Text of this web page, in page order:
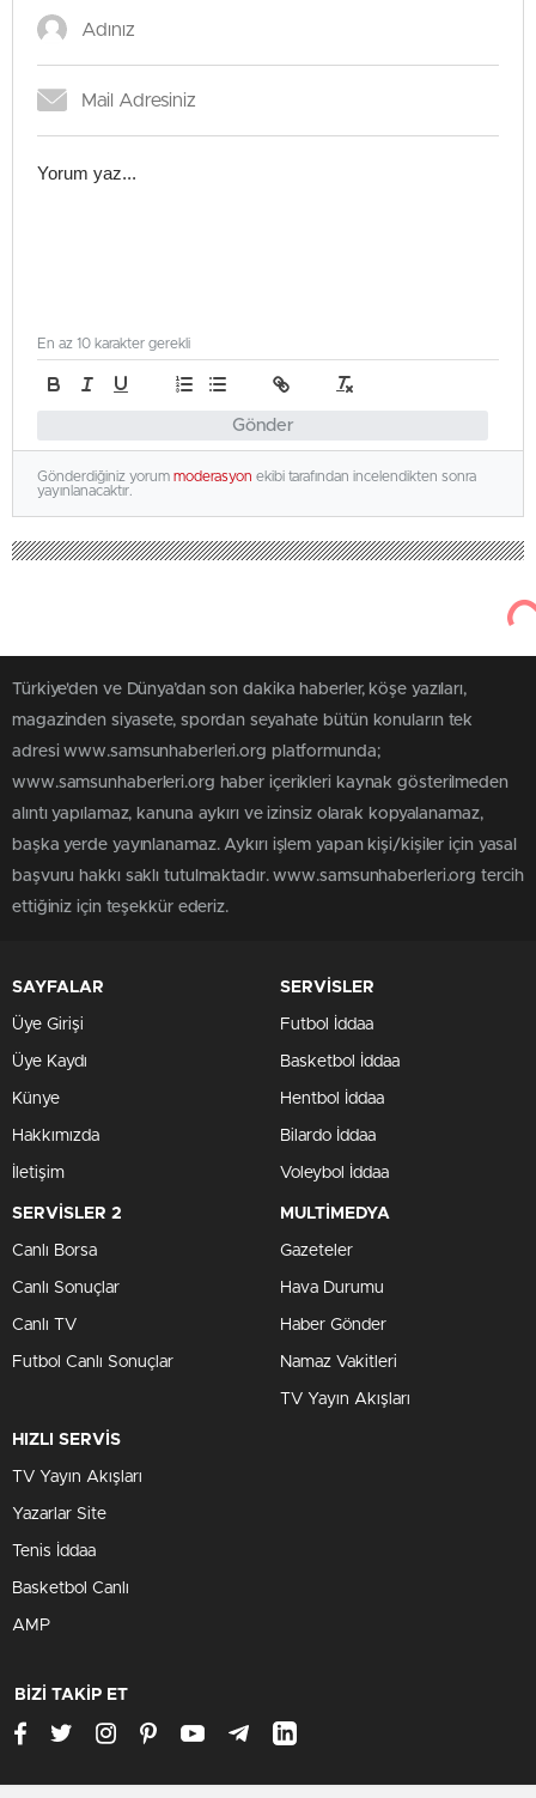
Gönder
En az 10 karakter gerekli
Gönderdiğiniz yorum moderasyon ekibi tarafından incelendikten sonra
yayınlanacaktır.
Türkiye'den ve Dünya’dan son dakika haberler, köşe yazıları,
magazinden siyasete, spordan seyahate bütün konuların tek
adresi www.samsunhaberleri.org platformunda;
www.samsunhaberleri.org haber içerikleri kaynak gösterilmeden
alıntı yapılamaz, kanuna aykırı ve izinsiz olarak kopyalanamaz,
başka yerde yayınlanamaz. Aykırı işlem yapan kişi/kişiler için yasal
başvuru hakkı saklı tutulmaktadır. www.samsunhaberleri.org tercih
ettiğiniz için teşekkür ederiz.
SAYFALAR
Üye Girişi
Üye Kaydı
Künye
Hakkımızda
İletişim
SERVİSLER
Futbol İddaa
Basketbol İddaa
Hentbol İddaa
Bilardo İddaa
Voleybol İddaa
SERVİSLER 2
Canlı Borsa
Canlı Sonuçlar
Canlı TV
Futbol Canlı Sonuçlar
MULTİMEDYA
Gazeteler
Hava Durumu
Haber Gönder
Namaz Vakitleri
TV Yayın Akışları
HIZLI SERVİS
TV Yayın Akışları
Yazarlar Site
Tenis İddaa
Basketbol Canlı
AMP
BİZİ TAKİP ET